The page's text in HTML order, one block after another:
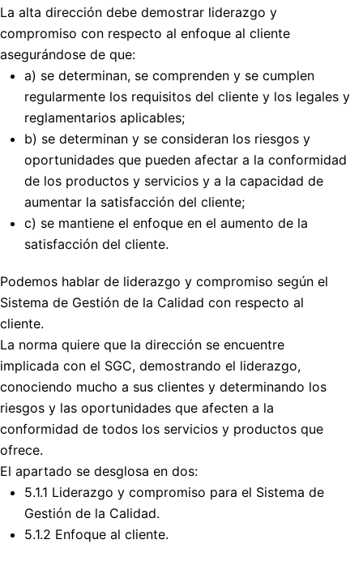
La alta dirección debe demostrar liderazgo y
compromiso con respecto al enfoque al cliente
asegurándose de que:
a) se determinan, se comprenden y se cumplen
regularmente los requisitos del cliente y los legales y
reglamentarios aplicables;
b) se determinan y se consideran los riesgos y
oportunidades que pueden afectar a la conformidad
de los productos y servicios y a la capacidad de
aumentar la satisfacción del cliente;
c) se mantiene el enfoque en el aumento de la
satisfacción del cliente.
Podemos hablar de liderazgo y compromiso según el
Sistema de Gestión de la Calidad con respecto al
cliente.
La norma quiere que la dirección se encuentre
implicada con el SGC, demostrando el liderazgo,
conociendo mucho a sus clientes y determinando los
riesgos y las oportunidades que afecten a la
conformidad de todos los servicios y productos que
ofrece.
El apartado se desglosa en dos:
5.1.1 Liderazgo y compromiso para el Sistema de
Gestión de la Calidad.
5.1.2 Enfoque al cliente.